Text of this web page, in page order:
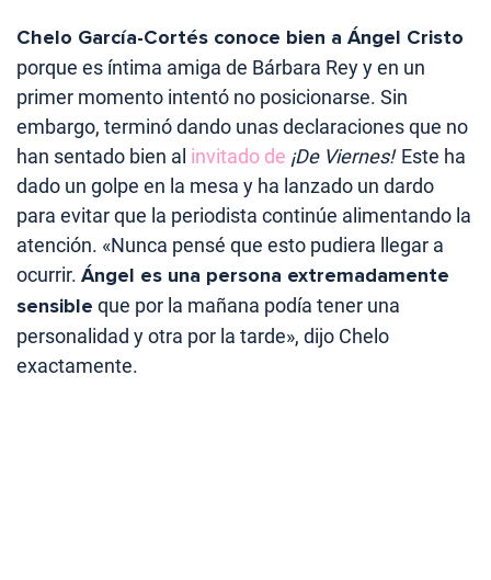
Chelo García-Cortés conoce bien a Ángel Cristo
porque es íntima amiga de Bárbara Rey y en un
primer momento intentó no posicionarse. Sin
embargo, terminó dando unas declaraciones que no
han sentado bien al invitado de ¡De Viernes!Este ha
dado un golpe en la mesa y ha lanzado un dardo
para evitar que la periodista continúe alimentando la
atención. «Nunca pensé que esto pudiera llegar a
ocurrir. Ángel es una persona extremadamente
sensible que por la mañana podía tener una
personalidad y otra por la tarde», dijo Chelo
exactamente.